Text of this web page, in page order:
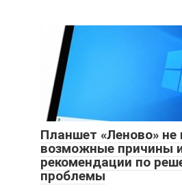
Планшет «Леново» не
возможные причины
рекомендации по
проблемы